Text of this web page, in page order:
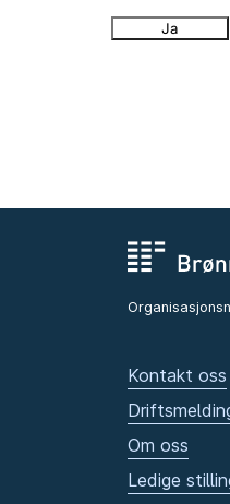
Ja
Kontakt oss
Om oss
Ledige